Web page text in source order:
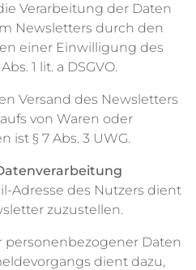
Verarbeitung der Daten
Newsletters durch den
einer Einwilligung des
1 lit. a DSGVO.
Versand des Newsletters
von Waren oder
ist § 7 Abs. 3 UWG.
Adresse des Nutzers dient
zuzustellen.
personenbezogener Daten
dient dazu,